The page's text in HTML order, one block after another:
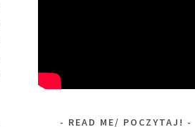
READ ME/ POCZYTAJ!